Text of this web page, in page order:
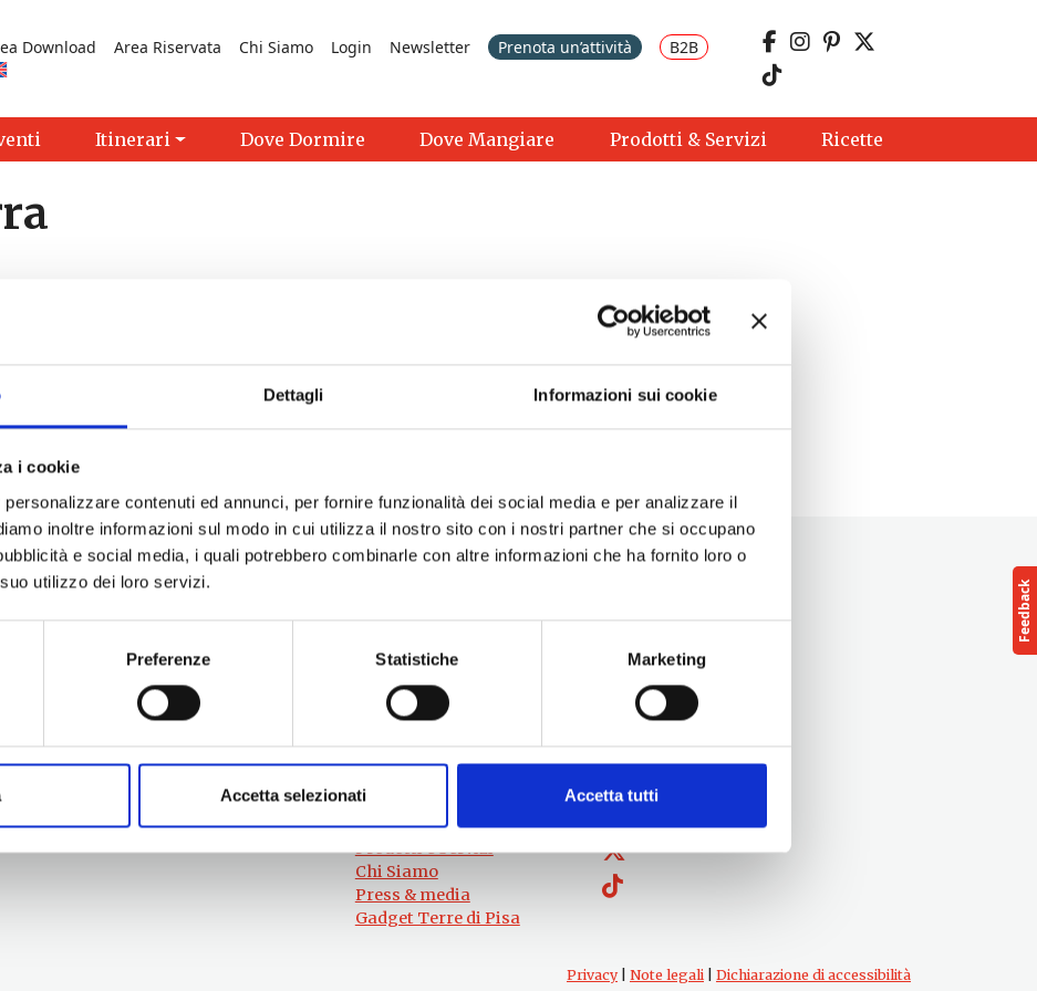
Dettagli Informazioni sui cookie
i cookie
contenuti ed annunci, per fornire funzionalità dei social media e per analizzare il
inoltre informazioni sul modo in cui utilizza il nostro sito con i nostri partner che si occupano
e social media, i quali potrebbero combinarle con altre informazioni che ha fornito loro o
utilizzo dei loro servizi.
Preferenze Statistiche Marketing
Accetta selezionati Accetta tutti
Download Area Riservata Chi Siamo Login Newsletter Prenota un’attività B2B
Itinerari Dove Dormire Dove Mangiare Prodotti & Servizi Ricette
Locatelli | Saline di Volterra- 07/08/2026 - 30/08/2026 - 10:00 - 17:00
scoperta della Salina di Volterra- 01/11/2026 - 9:30 - 18:00
Per informazioni
Imprese
Ufficio Internazionalizzazione,
Turismo e Beni Culturali
turismo@tno.camcom.it
#lemieTerrediPisa
Itinerari
Attrazioni
Prodotti e Servizi
Chi Siamo
Press & media
Gadget Terre di Pisa
Seguici su
Privacy| Note legali Dichiarazione di accessibilità